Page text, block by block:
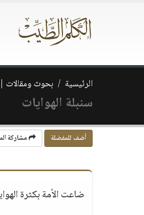
الرئيسية بحوث ومقالات |
سنبلة الهوايات
أضف للمفضلة مشاركة
ضاعت الأمة بكثرة